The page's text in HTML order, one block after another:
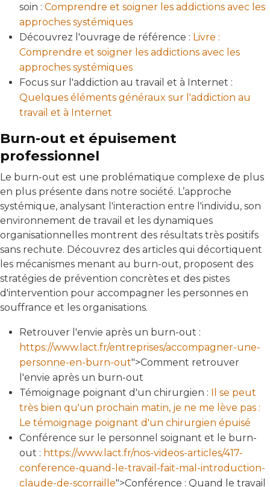
soin : Comprendre et soigner les addictions avec les
approches systémiques
Découvrez l'ouvrage de référence : Livre :
Comprendre et soigner les addictions avec les
approches systémiques
Focus sur l'addiction au travail et à Internet :
Quelques éléments généraux sur l'addiction au
travail et à Internet
Burn-out et épuisement
professionnel
Le burn-out est une problématique complexe de plus
en plus présente dans notre société. L’approche
systémique, analysant l'interaction entre l'individu, son
environnement de travail et les dynamiques
organisationnelles montrent des résultats très positifs
sans rechute. Découvrez des articles qui décortiquent
les mécanismes menant au burn-out, proposent des
stratégies de prévention concrètes et des pistes
d'intervention pour accompagner les personnes en
souffrance et les organisations.
Retrouver l'envie après un burn-out :
https://www.lact.fr/entreprises/accompagner-une-
personne-en-burn-out">Comment retrouver
l'envie après un burn-out
Témoignage poignant d'un chirurgien : Il se peut
très bien qu'un prochain matin, je ne me lève pas :
Le témoignage poignant d'un chirurgien épuisé
Conférence sur le personnel soignant et le burn-
out : https://www.lact.fr/nos-videos-articles/417-
conference-quand-le-travail-fait-mal-introduction-
claude-de-scorraille">Conférence : Quand le travail